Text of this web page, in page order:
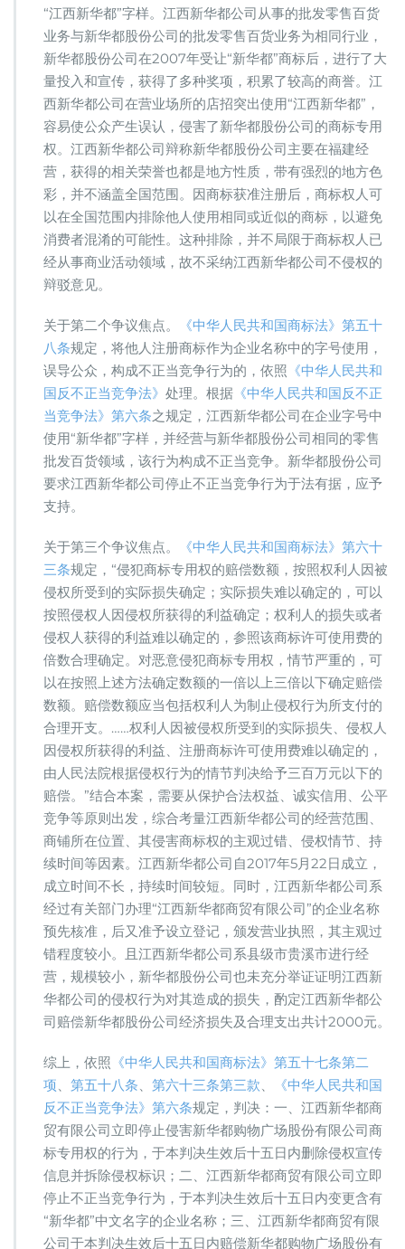
“江西新华都”字样。江西新华都公司从事的批发零售百货
业务与新华都股份公司的批发零售百货业务为相同行业，
新华都股份公司在2007年受让“新华都”商标后，进行了大
量投入和宣传，获得了多种奖项，积累了较高的商誉。江
西新华都公司在营业场所的店招突出使用“江西新华都”，
容易使公众产生误认，侵害了新华都股份公司的商标专用
权。江西新华都公司辩称新华都股份公司主要在福建经
营，获得的相关荣誉也都是地方性质，带有强烈的地方色
彩，并不涵盖全国范围。因商标获准注册后，商标权人可
以在全国范围内排除他人使用相同或近似的商标，以避免
消费者混淆的可能性。这种排除，并不局限于商标权人已
经从事商业活动领域，故不采纳江西新华都公司不侵权的
辩驳意见。
关于第二个争议焦点。
《中华人民共和国商标法》第五十
八条规定，将他人注册商标作为企业名称中的字号使用，
误导公众，构成不正当竞争行为的，依照 《中华人民共和
国反不正当竞争法》 处理。根据 《中华人民共和国反不正
当竞争法》第六条之规定，江西新华都公司在企业字号中
使用“新华都”字样，并经营与新华都股份公司相同的零售
批发百货领域，该行为构成不正当竞争。新华都股份公司
要求江西新华都公司停止不正当竞争行为于法有据，应予
支持。
关于第三个争议焦点。
《中华人民共和国商标法》第六十
三条规定，“侵犯商标专用权的赔偿数额，按照权利人因被
侵权所受到的实际损失确定；实际损失难以确定的，可以
按照侵权人因侵权所获得的利益确定；权利人的损失或者
侵权人获得的利益难以确定的，参照该商标许可使用费的
倍数合理确定。对恶意侵犯商标专用权，情节严重的，可
以在按照上述方法确定数额的一倍以上三倍以下确定赔偿
数额。赔偿数额应当包括权利人为制止侵权行为所支付的
合理开支。……权利人因被侵权所受到的实际损失、侵权人
因侵权所获得的利益、注册商标许可使用费难以确定的，
由人民法院根据侵权行为的情节判决给予三百万元以下的
赔偿。”结合本案，需要从保护合法权益、诚实信用、公平
竞争等原则出发，综合考量江西新华都公司的经营范围、
商铺所在位置、其侵害商标权的主观过错、侵权情节、持
续时间等因素。江西新华都公司自2017年5月22日成立，
成立时间不长，持续时间较短。同时，江西新华都公司系
经过有关部门办理“江西新华都商贸有限公司”的企业名称
预先核准，后又准予设立登记，颁发营业执照，其主观过
错程度较小。且江西新华都公司系县级市贵溪市进行经
营，规模较小，新华都股份公司也未充分举证证明江西新
华都公司的侵权行为对其造成的损失，酌定江西新华都公
司赔偿新华都股份公司经济损失及合理支出共计2000元。
综上，依照 《中华人民共和国商标法》第五十七条第二
项、 第五十八条、 第六十三条第三款、
《中华人民共和国
反不正当竞争法》第六条规定，判决：一、江西新华都商
贸有限公司立即停止侵害新华都购物广场股份有限公司商
标专用权的行为，于本判决生效后十五日内删除侵权宣传
信息并拆除侵权标识；二、江西新华都商贸有限公司立即
停止不正当竞争行为，于本判决生效后十五日内变更含有
“新华都”中文名字的企业名称；三、江西新华都商贸有限
公司于本判决生效后十五日内赔偿新华都购物广场股份有